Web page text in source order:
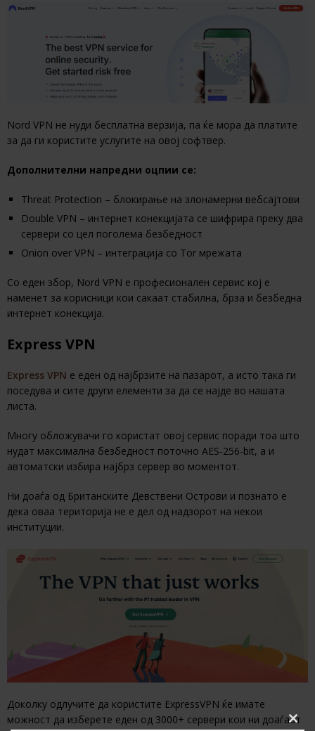
Nord VPN не нуди бесплатна верзија, па ќе мора да платите
за да ги користите услугите на овој софтвер.
Дополнителни напредни оцпии се:
Threat Protection – блокирање на злонамерни вебсајтови
Double VPN – интернет конекцијата се шифрира преку два
сервери со цел поголема безбедност
Onion over VPN – интеграција со Tor мрежата
Со еден збор, Nord VPN е професионален сервис кој е
наменет за корисници кои сакаат стабилна, брза и безбедна
интернет конекција.
Express VPN
Express VPN е еден од најбрзите на пазарот, а исто така ги
поседува и сите други елементи за да се најде во нашата
листа.
Многу обложувачи го користат овој сервис поради тоа што
нудат максимална безбедност поточно AES-256-bit, а и
автоматски избира најбрз сервер во моментот.
Ни доаѓа од Британските Девствени Острови и познато е
дека оваа територија не е дел од надзорот на некои
институции.
Доколку одлучите да користите ExpressVPN ќе имате
можност да изберете еден од 3000+ сервери кои ни доаѓаат
Close